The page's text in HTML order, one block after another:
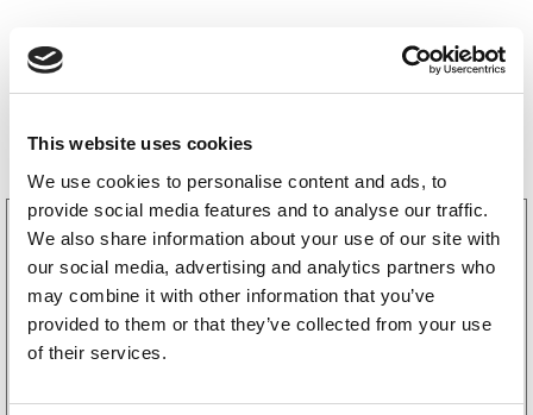
This website uses cookies
We use cookies to personalise content and ads, to
provide social media features and to analyse our traffic.
We also share information about your use of our site with
our social media, advertising and analytics partners who
may combine it with other information that you’ve
provided to them or that they’ve collected from your use
of their services.
Storsäljare
3160052
LGF Skylt Självhäftande
238kr